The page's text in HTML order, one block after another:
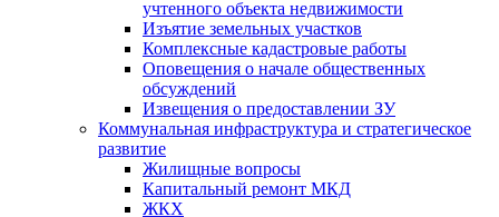
учтенного объекта недвижимости
Изъятие земельных участков
Комплексные кадастровые работы
Оповещения о начале общественных
обсуждений
Извещения о предоставлении ЗУ
Коммунальная инфраструктура и стратегическое
развитие
Жилищные вопросы
Капитальный ремонт МКД
ЖКХ